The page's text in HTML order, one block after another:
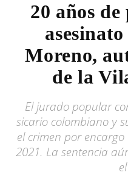
20 años
Moreno,
de la
El jurado popular
sicario colombiano y
el crimen por encargo
2021. La sentencia